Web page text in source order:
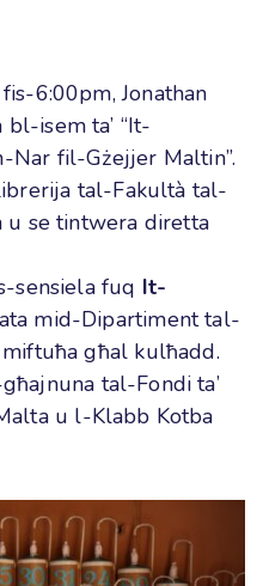
6:00pm, Jonathan
isem ta’ “It-
Nar fil-Gżejjer Maltin”.
tal-Fakultà tal-
u se tintwera diretta
sensiela fuq It-
mid-Dipartiment tal-
għal kulħadd.
tal-Fondi ta’
u l-Klabb Kotba